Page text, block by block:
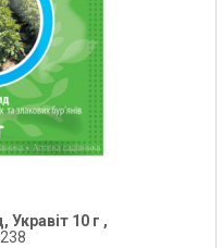
Укравіт 10 г ,